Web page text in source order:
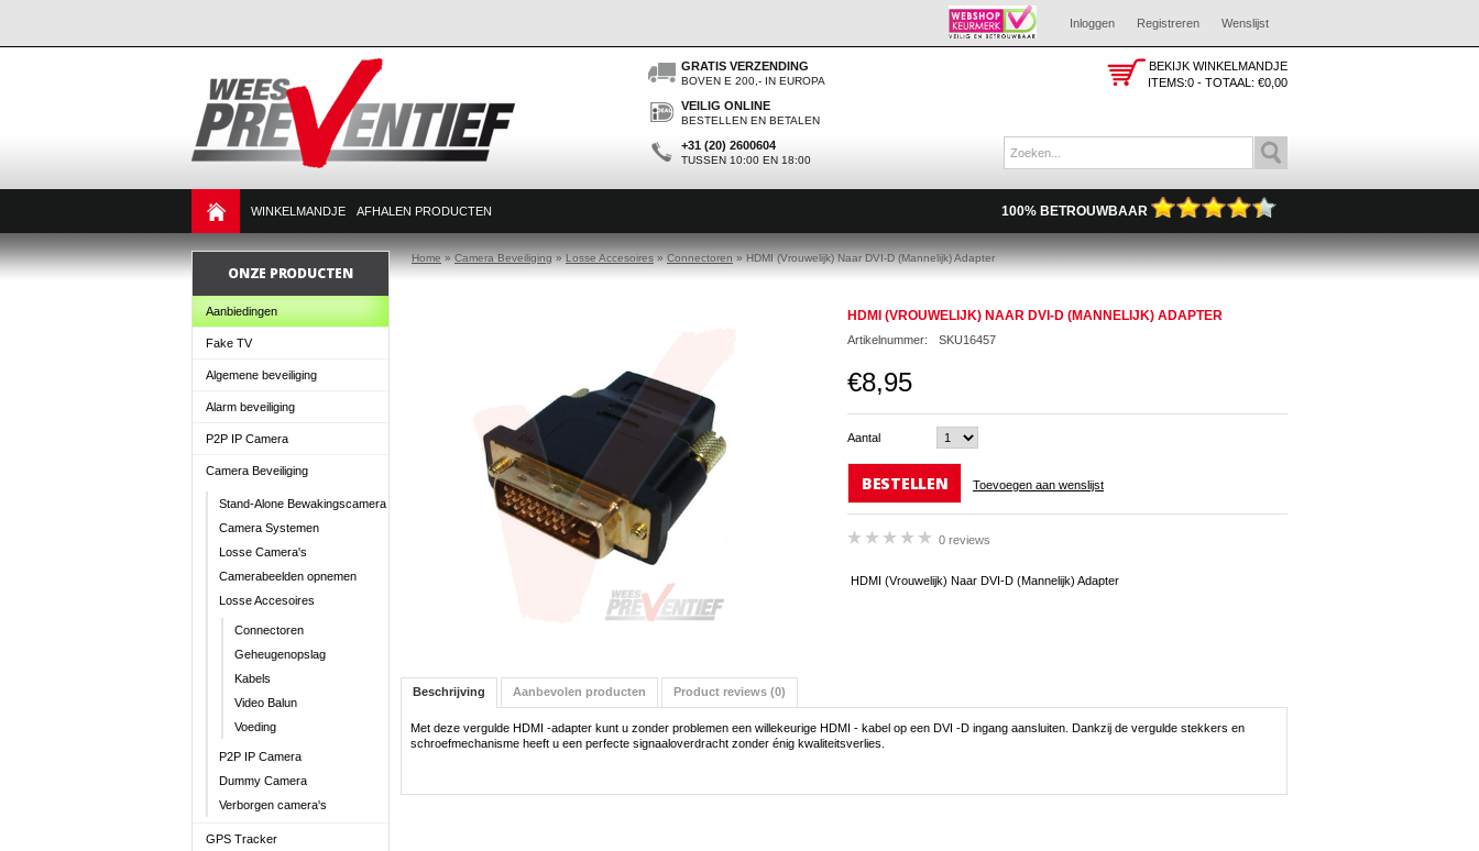
Inloggen Registreren Wenslijst
GRATIS VERZENDING
BOVEN E 200,- IN EUROPA
VEILIG ONLINE
BESTELLEN EN BETALEN
+31 (20) 2600604
TUSSEN 10:00 EN 18:00
BEKIJK WINKELMANDJE
ITEMS:0 - TOTAAL: €0,00
WINKELMANDJE AFHALEN PRODUCTEN 100% BETROUWBAAR
ONZE PRODUCTEN
Aanbiedingen
Fake TV
Algemene beveiliging
Alarm beveiliging
P2P IP Camera
Camera Beveiliging
Stand-Alone Bewakingscamera
Camera Systemen
Losse Camera's
Camerabeelden opnemen
Losse Accesoires
Connectoren
Geheugenopslag
Kabels
Video Balun
Voeding
P2P IP Camera
Dummy Camera
Verborgen camera's
GPS Tracker
Home»Camera Beveiliging»Losse Accesoires»Connectoren»HDMI (Vrouwelijk) Naar DVI-D (Mannelijk) Adapter
HDMI (VROUWELIJK) NAAR DVI-D (MANNELIJK) ADAPTER
Artikelnummer: SKU16457
€8,95
Aantal
BESTELLEN Toevoegen aan wenslijst
0 reviews
HDMI (Vrouwelijk) Naar DVI-D (Mannelijk) Adapter
Beschrijving Aanbevolen producten Product reviews (0)
Met deze vergulde HDMI -adapter kunt u zonder problemen een willekeurige HDMI - kabel op een DVI -D ingang aansluiten. Dankzij de vergulde stekkers en
schroefmechanisme heeft u een perfecte signaaloverdracht zonder énig kwaliteitsverlies.